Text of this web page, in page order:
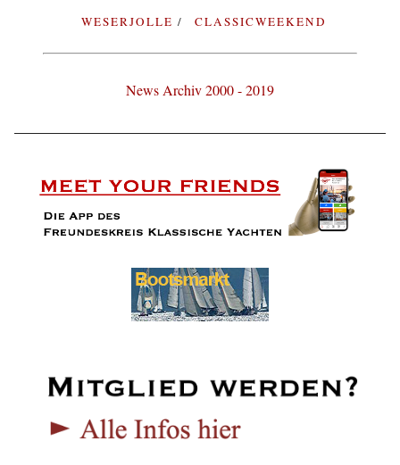
WESERJOLLE
CLASSICWEEKEND
News Archiv 2000 - 2019